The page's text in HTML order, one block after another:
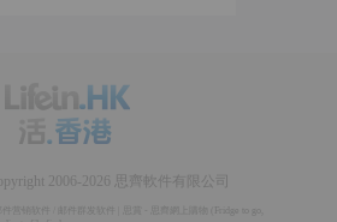
2006-2026 思齊軟件有限公司